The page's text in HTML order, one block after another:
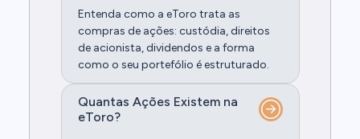
Entenda como a eToro trata as
compras de ações: custódia, direitos
de acionista, dividendos e a forma
como o seu portefólio é estruturado.
Quantas Ações Existem na
eToro?